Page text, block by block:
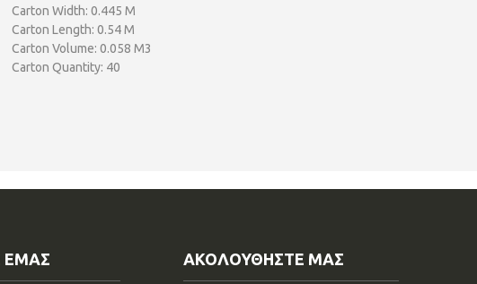
Carton Width: 0.445 M
Carton Length: 0.54 M
Carton Volume: 0.058 M3
Carton Quantity: 40
ΕΜΑΣ ΑΚΟΛΟΥΘΗΣΤΕ ΜΑΣ